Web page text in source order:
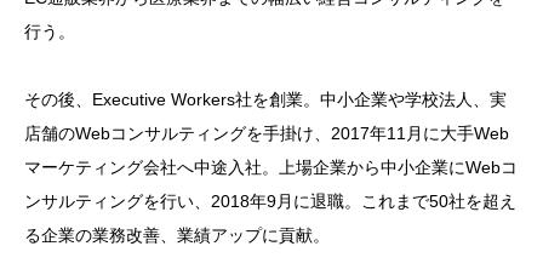
行う。
その後、Executive Workers社を創業。中小企業や学校法人、実
店舗のWebコンサルティングを手掛け、2017年11月に大手Web
マーケティング会社へ中途入社。上場企業から中小企業にWebコ
ンサルティングを行い、2018年9月に退職。これまで50社を超え
る企業の業務改善、業績アップに貢献。